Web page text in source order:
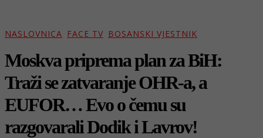
NASLOVNICA FACE TV BOSANSKI VJESTNIK
Moskva priprema plan za BiH:
Traži se zatvaranje OHR-a, a
EUFOR… Evo o čemu su
razgovarali Dodik i Lavrov!